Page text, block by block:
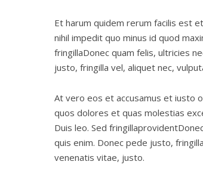
Et harum quidem rerum facilis est
nihil impedit quo minus id quod
fringillaDonec quam felis, ultricies
justo, fringilla vel, aliquet nec,
At vero eos et accusamus et iusto
quos dolores et quas molestias
Duis leo. Sed
quis enim. Donec pede justo,
venenatis vitae, justo.